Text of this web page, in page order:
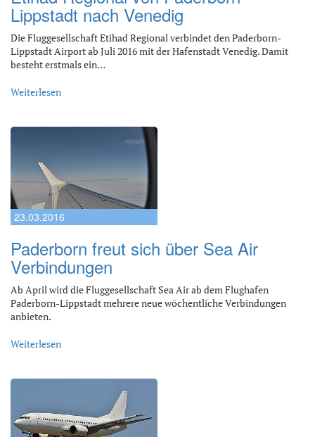
Lippstadt nach Venedig
Die Fluggesellschaft Etihad Regional verbindet den Paderborn-
Lippstadt Airport ab Juli 2016 mit der Hafenstadt Venedig. Damit
besteht erstmals ein…
Weiterlesen
23.03.2016
Paderborn freut sich über Sea Air
Verbindungen
Ab April wird die Fluggesellschaft Sea Air ab dem Flughafen
Paderborn-Lippstadt mehrere neue wöchentliche Verbindungen
anbieten.
Weiterlesen